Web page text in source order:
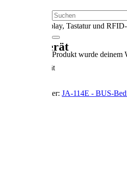
Produkt wurde deinem
mit Display, Tastatur und
Lesegerät
RFID-Lesegerät
Schlagwörter: JA-114E - BUS-